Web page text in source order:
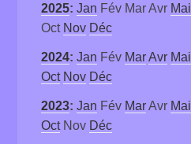
2025:Jan Fév Mar Avr Mai
Oct Nov Déc
2024:Jan Fév Mar Avr Mai
Oct Nov Déc
2023:Jan Fév Mar Avr Mai
Oct Nov Déc